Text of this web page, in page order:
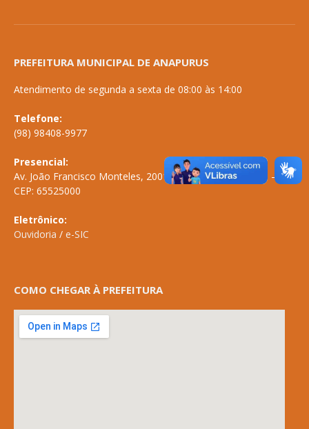
PREFEITURA MUNICIPAL DE ANAPURUS
Atendimento de segunda a sexta de 08:00 às 14:00
Telefone:
(98) 98408-9977
Presencial:
Av. João Francisco Monteles, 2001 \ Centro \ ANAPURUS – MA
CEP: 65525000
Eletrônico:
Ouvidoria / e-SIC
COMO CHEGAR À PREFEITURA